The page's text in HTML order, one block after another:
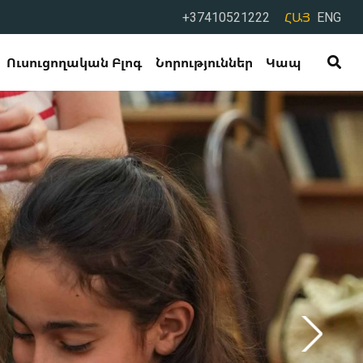
+37410521222 ՀԱՅ ENG
Ուսուցողական Բլոգ Նորություններ Կապ